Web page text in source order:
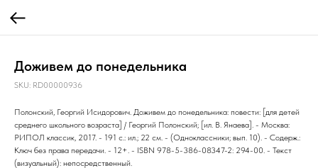
Доживем до понедельника
SKU: RD00000936
Полонский, Георгий Исидорович. Доживем до понедельника: повести: [для детей
среднего школьного возраста] / Георгий Полонский; [ил. В. Янаева]. - Москва:
РИПОЛ классик, 2017. - 191 с.: ил.; 22 см. - (Одноклассники; вып. 10). - Содерж.:
Ключ без права передачи. - 12+. - ISBN 978-5-386-08347-2: 294-00. - Текст
(визуальный): непосредственный.